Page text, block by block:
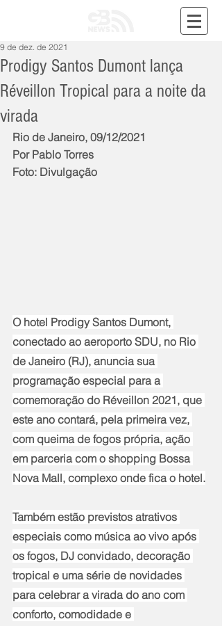
Prodigy Santos Dumont lança
Réveillon Tropical para a noite da
virada
9 de dez. de 2021
Rio de Janeiro, 09/12/2021
Por Pablo Torres
Foto: Divulgação
O hotel Prodigy Santos Dumont,
conectado ao aeroporto SDU, no Rio
de Janeiro (RJ), anuncia sua
programação especial para a
comemoração do Réveillon 2021, que
este ano contará, pela primeira vez,
com queima de fogos própria, ação
em parceria com o shopping Bossa
Nova Mall, complexo onde fica o hotel.
Também estão previstos atrativos
especiais como música ao vivo após
os fogos, DJ convidado, decoração
tropical e uma série de novidades
para celebrar a virada do ano com
conforto, comodidade e